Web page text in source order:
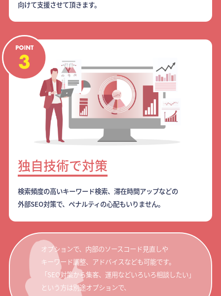
向けて支援させて頂きます。
独自技術で対策
検索頻度の高いキーワード検索、滞在時間アップなどの
外部SEO対策で、ペナルティの心配もいりません。
オプションで、内部のソースコード見直しや
キーワード調整、アドバイスなども可能です。
「SEO対策から集客、運用などいろいろ相談したい」
という方は別途オプションで、